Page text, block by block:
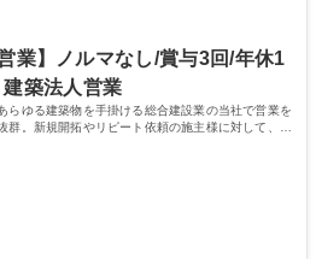
新築案件(工期1年ほど)の割合が多いで
験豊富な方を即戦力としてお迎えしま
り完全週休二日制（年休120日）を導
的に取り入れ、定着率も抜群。 学歴・
専修学校 高校 語学力： 資格：第一種運
管理技士
業】ノルマなし/賞与3回/年休1
築法人営業
らゆる建築物を手掛ける総合建設業の当社で営業を
群。新規開拓やリピート依頼の施主様に対して、契